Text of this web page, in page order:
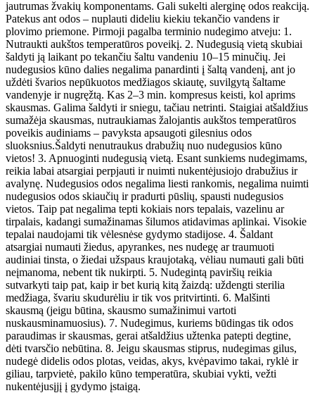
jautrumas žvakių komponentams. Gali sukelti alerginę odos reakciją.
Patekus ant odos – nuplauti dideliu kiekiu tekančio vandens ir
plovimo priemone. Pirmoji pagalba terminio nudegimo atveju: 1.
Nutraukti aukštos temperatūros poveikį. 2. Nudegusią vietą skubiai
šaldyti ją laikant po tekančiu šaltu vandeniu 10–15 minučių. Jei
nudegusios kūno dalies negalima panardinti į šaltą vandenį, ant jo
uždėti švarios nepūkuotos medžiagos skiautę, suvilgytą šaltame
vandenyje ir nugręžtą. Kas 2–3 min. kompresus keisti, kol aprims
skausmas. Galima šaldyti ir sniegu, tačiau netrinti. Staigiai atšaldžius
sumažėja skausmas, nutraukiamas žalojantis aukštos temperatūros
poveikis audiniams – pavyksta apsaugoti gilesnius odos
sluoksnius.Šaldyti nenutraukus drabužių nuo nudegusios kūno
vietos! 3. Apnuoginti nudegusią vietą. Esant sunkiems nudegimams,
reikia labai atsargiai perpjauti ir nuimti nukentėjusiojo drabužius ir
avalynę. Nudegusios odos negalima liesti rankomis, negalima nuimti
nudegusios odos skiaučių ir pradurti pūslių, spausti nudegusios
vietos. Taip pat negalima tepti kokiais nors tepalais, vazelinu ar
tirpalais, kadangi sumažinamas šilumos atidavimas aplinkai. Visokie
tepalai naudojami tik vėlesnėse gydymo stadijose. 4. Šaldant
atsargiai numauti žiedus, apyrankes, nes nudegę ar traumuoti
audiniai tinsta, o žiedai užspaus kraujotaką, vėliau numauti gali būti
neįmanoma, nebent tik nukirpti. 5. Nudegintą paviršių reikia
sutvarkyti taip pat, kaip ir bet kurią kitą žaizdą: uždengti sterilia
medžiaga, švariu skudurėliu ir tik vos pritvirtinti. 6. Malšinti
skausmą (jeigu būtina, skausmo sumažinimui vartoti
nuskausminamuosius). 7. Nudegimus, kuriems būdingas tik odos
paraudimas ir skausmas, gerai atšaldžius užtenka patepti degtine,
dėti tvarsčio nebūtina. 8. Jeigu skausmas stiprus, nudegimas gilus,
nudegė didelis odos plotas, veidas, akys, kvėpavimo takai, ryklė ir
giliau, tarpvietė, pakilo kūno temperatūra, skubiai vykti, vežti
nukentėjusįjį į gydymo įstaigą.